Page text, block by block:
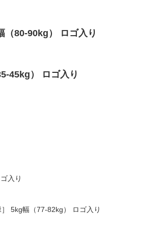
（80-90kg） ロゴ入り
45kg） ロゴ入り
入り
5kg幅（77-82kg） ロゴ入り